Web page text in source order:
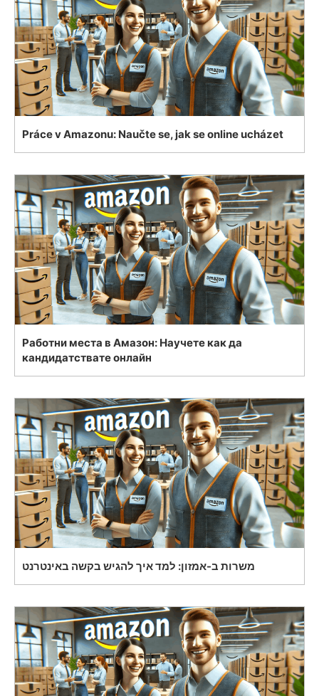
Práce v Amazonu: Naučte se, jak se online ucházet
Работни места в Амазон: Научете как да
кандидатствате онлайн
משרות ב-אמזון: למד איך להגיש בקשה באינטרנט